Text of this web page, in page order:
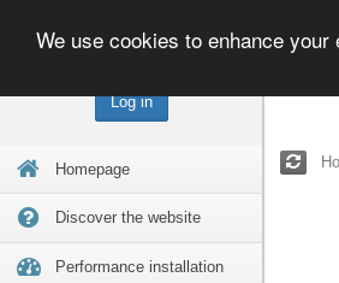
Log in
Homepage
Discover the website
Performance installation
We use cookies to enhance